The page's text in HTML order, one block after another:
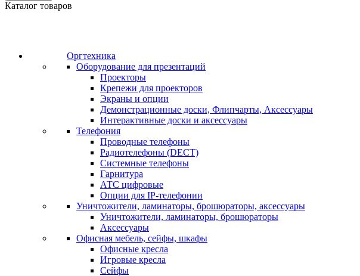
Каталог товаров
Оргтехника
Оборудование для презентаций
Проекторы
Крепежи для проекторов
Экраны и опции
Демонстрационные доски, Флипчарты, Аксессуары
Интерактивные доски и аксессуары
Телефония
Проводные телефоны
Радиотелефоны (DECT)
Системные телефоны
Гарнитура
АТС цифровые
Опции для IP-телефонии
Уничтожители, ламинаторы, брошюраторы, аксессуары
Уничтожители, ламинаторы, брошюраторы
Аксессуары
Офисная мебель, сейфы, шкафы
Офисные кресла
Игровые кресла
Сейфы